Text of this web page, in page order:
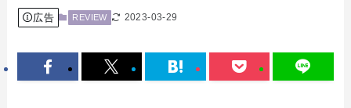
広告 REVIEW 2023-03-29